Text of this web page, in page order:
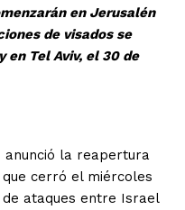
en Jerusalén
de visados se
en Tel Aviv, el 30 de
anunció la reapertura
cerró el miércoles
ataques entre Israel